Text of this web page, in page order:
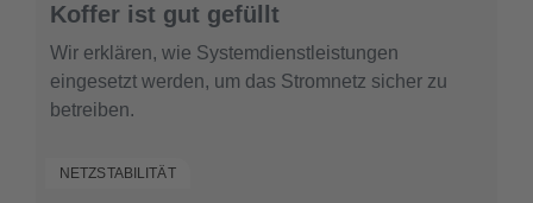
Koffer ist gut gefüllt
Wir erklären, wie Systemdienstleistungen
eingesetzt werden, um das Stromnetz sicher zu
betreiben.
NETZSTABILITÄT